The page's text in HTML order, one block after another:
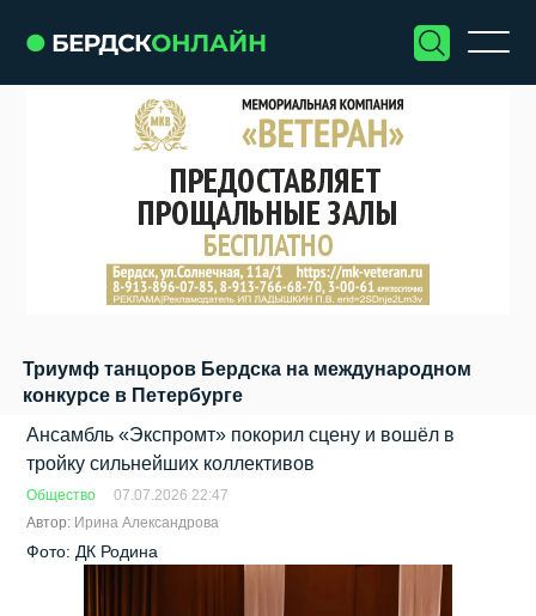
Триумф танцоров Бердска на международном
конкурсе в Петербурге
Ансамбль «Экспромт» покорил сцену и вошёл в
тройку сильнейших коллективов
Общество
07.07.2026 22:47
Автор: Ирина Александрова
Фото: ДК Родина